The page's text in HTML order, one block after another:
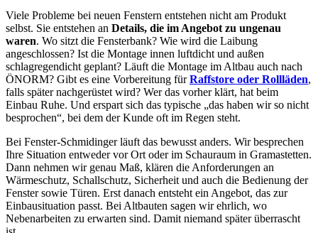
Viele Probleme bei neuen Fenstern entstehen nicht am Produkt
selbst. Sie entstehen an Details, die im Angebot zu ungenau
waren. Wo sitzt die Fensterbank? Wie wird die Laibung
angeschlossen? Ist die Montage innen luftdicht und außen
schlagregendicht geplant? Läuft die Montage im Altbau auch nach
ÖNORM? Gibt es eine Vorbereitung fürRaffstore oder Rollläden,
falls später nachgerüstet wird? Wer das vorher klärt, hat beim
Einbau Ruhe. Und erspart sich das typische „das haben wir so nicht
besprochen“, bei dem der Kunde oft im Regen steht.
Bei Fenster-Schmidinger läuft das bewusst anders. Wir besprechen
Ihre Situation entweder vor Ort oder im Schauraum in Gramastetten.
Dann nehmen wir genau Maß, klären die Anforderungen an
Wärmeschutz, Schallschutz, Sicherheit und auch die Bedienung der
Fenster sowie Türen. Erst danach entsteht ein Angebot, das zur
Einbausituation passt. Bei Altbauten sagen wir ehrlich, wo
Nebenarbeiten zu erwarten sind. Damit niemand später überrascht